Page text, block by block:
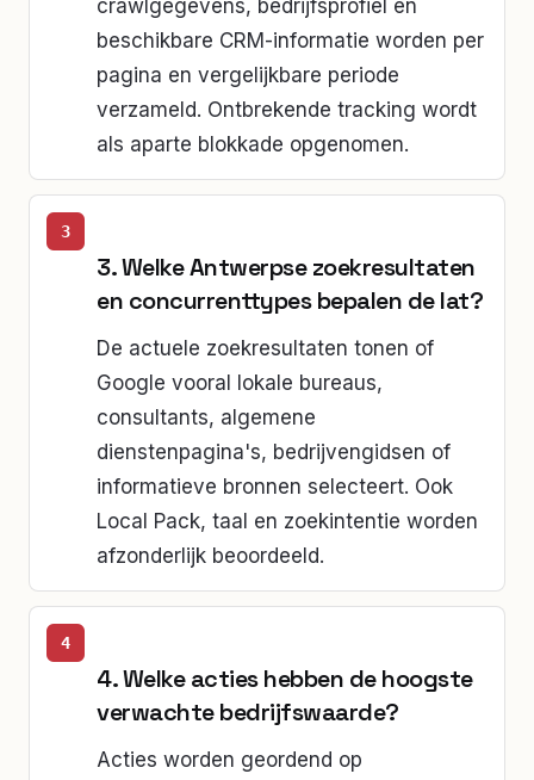
crawlgegevens, bedrijfsprofiel en
beschikbare CRM-informatie worden per
pagina en vergelijkbare periode
verzameld. Ontbrekende tracking wordt
als aparte blokkade opgenomen.
3. Welke Antwerpse zoekresultaten
en concurrenttypes bepalen de lat?
De actuele zoekresultaten tonen of
Google vooral lokale bureaus,
consultants, algemene
dienstenpagina's, bedrijvengidsen of
informatieve bronnen selecteert. Ook
Local Pack, taal en zoekintentie worden
afzonderlijk beoordeeld.
4. Welke acties hebben de hoogste
verwachte bedrijfswaarde?
Acties worden geordend op